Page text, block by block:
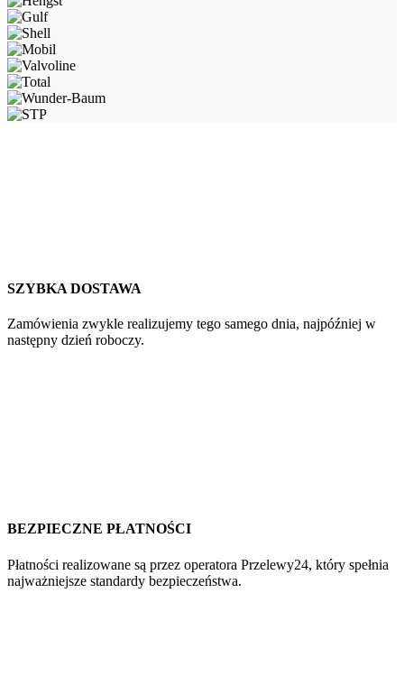
SZYBKA DOSTAWA
Zamówienia zwykle realizujemy tego samego dnia, najpóźniej w
następny dzień roboczy.
BEZPIECZNE PŁATNOŚCI
Płatności realizowane są przez operatora Przelewy24, który spełnia
najważniejsze standardy bezpieczeństwa.